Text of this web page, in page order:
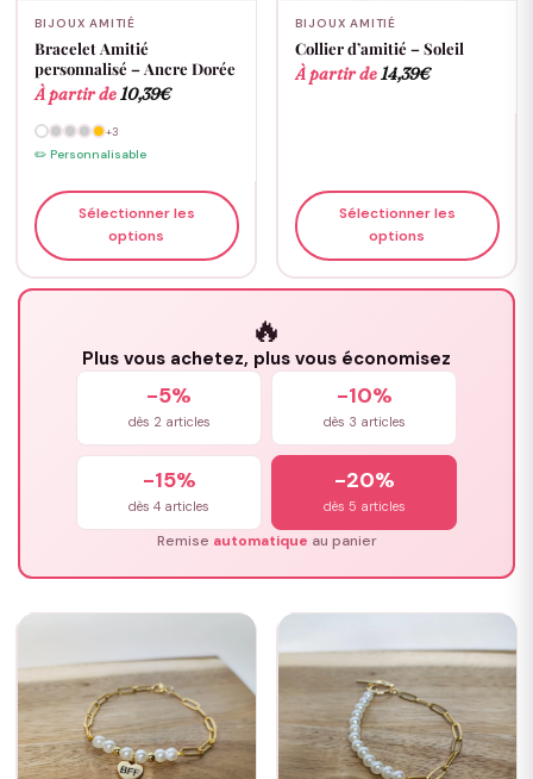
BIJOUX AMITIÉ
Bracelet Amitié
personnalisé – Ancre Dorée
À partir de10,39€
+3
✏️ Personnalisable
Sélectionner les
options
BIJOUX AMITIÉ
Collier d’amitié – Soleil
À partir de14,39€
Sélectionner les
options
🔥
Plus vous achetez, plus vous économisez
-5%
dès 2 articles
-10%
dès 3 articles
-15%
dès 4 articles
-20%
dès 5 articles
Remise automatique au panier